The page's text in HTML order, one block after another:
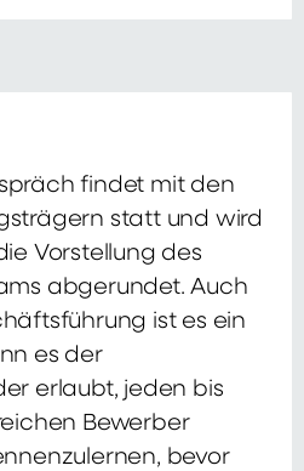
findet mit den
statt und wird
Vorstellung des
abgerundet. Auch
ist es ein
es der
erlaubt, jeden bis
Bewerber
bevor